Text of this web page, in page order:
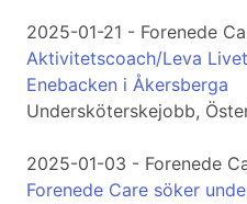
2025-01-21 - Forenede
Aktivitetscoach/Leva
Enebacken i Åkersberga
Undersköterskejobb,
2025-01-03 - Forenede
Forenede Care söker